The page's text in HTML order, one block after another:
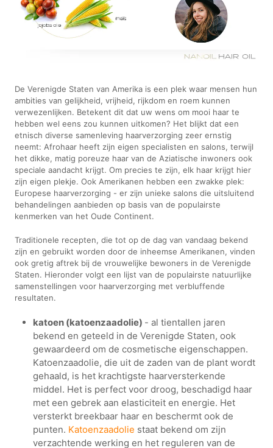
De Verenigde Staten van Amerika is een plek waar mensen hun
ambities van gelijkheid, vrijheid, rijkdom en roem kunnen
verwezenlijken. Betekent dit dat uw wens om mooi haar te
hebben wel eens zou kunnen uitkomen? Het blijkt dat een
etnisch diverse samenleving haarverzorging zeer ernstig
neemt: Afrohaar heeft zijn eigen specialisten en salons, terwijl
het dikke, matig poreuze haar van de Aziatische inwoners ook
speciale aandacht krijgt. Om precies te zijn, elk haar krijgt hier
zijn eigen plekje. Ook Amerikanen hebben een zwakke plek:
Europese haarverzorging - er zijn unieke salons die uitsluitend
behandelingen aanbieden op basis van de populairste
kenmerken van het Oude Continent.
Traditionele recepten, die tot op de dag van vandaag bekend
zijn en gebruikt worden door de inheemse Amerikanen, vinden
ook gretig aftrek bij de vrouwelijke bewoners in de Verenigde
Staten. Hieronder volgt een lijst van de populairste natuurlijke
samenstellingen voor haarverzorging met verbluffende
resultaten.
katoen (katoenzaadolie) - al tientallen jaren
bekend en geteeld in de Verenigde Staten, ook
gewaardeerd om de cosmetische eigenschappen.
Katoenzaadolie, die uit de zaden van de plant wordt
gehaald, is het krachtigste haarversterkende
middel. Het is perfect voor droog, beschadigd haar
met een gebrek aan elasticiteit en energie. Het
versterkt breekbaar haar en beschermt ook de
punten. Katoenzaadolie staat bekend om zijn
verzachtende werking en het reguleren van de